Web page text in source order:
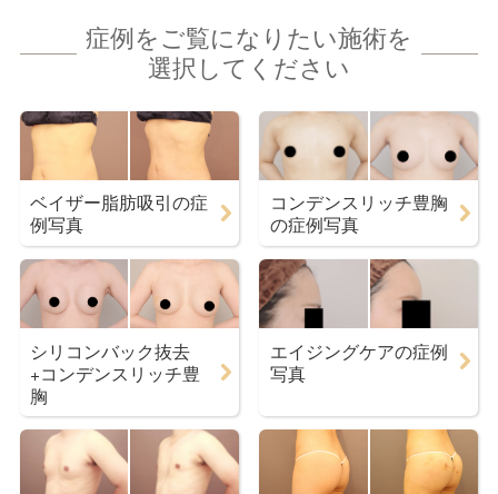
症例をご覧になりたい施術を
選択してください
ベイザー脂肪吸引の症
例写真
コンデンスリッチ豊胸
の症例写真
シリコンバック抜去
+コンデンスリッチ豊
胸
エイジングケアの症例
写真